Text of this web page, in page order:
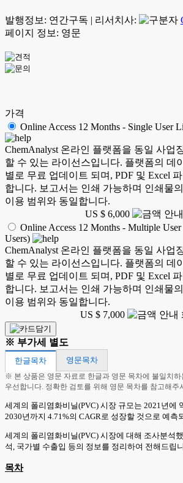
발행정보: 연간구독 | 리서치사:
페이지 정보: 영문
가격
Online Access 12 Months - Single User
ChemAnalyst 온라인 플랫폼을 동일 사업
할 수 있는 라이선스입니다. 플랫폼의 데
별로 무료 업데이트 되며, PDF 및 Excel
합니다. 보고서는 인쇄 가능하며 인쇄물
이용 범위와 동일합니다.
US $ 6,000
Online Access 12 Months - Multiple
Users)
ChemAnalyst 온라인 플랫폼을 동일 사업
할 수 있는 라이선스입니다. 플랫폼의 데
별로 무료 업데이트 되며, PDF 및 Excel
합니다. 보고서는 인쇄 가능하며 인쇄물
이용 범위와 동일합니다.
US $ 7,000
※ 부가세 별도
한글목차 영문목차
※ 본 상품은 영문 자료로 한글과 영문 목차에 불일치
우선합니다. 정확한 검토를 위해 영문 목차를 참고해주
세계의 폴리염화비닐(PVC) 시장 규모는 2021년에
2030년까지 4.71%의 CAGR로 성장할 것으로 예측
세계의 폴리염화비닐(PVC) 시장에 대해 조사분석
석, 국가별 수출입 등의 정보를 정리하여 전해드립
목차